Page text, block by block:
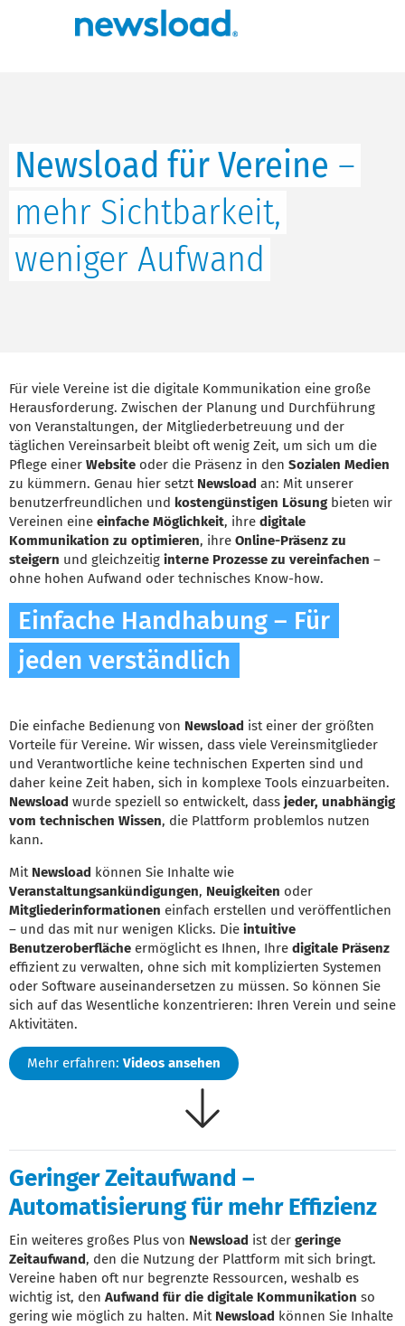
Newsload für Vereine –
mehr Sichtbarkeit,
weniger Aufwand
Für viele Vereine ist die digitale Kommunikation eine große
Herausforderung. Zwischen der Planung und Durchführung
von Veranstaltungen, der Mitgliederbetreuung und der
täglichen Vereinsarbeit bleibt oft wenig Zeit, um sich um die
Pflege einer Website oder die Präsenz in den Sozialen Medien
zu kümmern. Genau hier setzt Newsload an: Mit unserer
benutzerfreundlichen und kostengünstigen Lösungbieten wir
Vereinen eine einfache Möglichkeit, ihre digitale
Kommunikation zu optimieren, ihre Online-Präsenz zu
steigern und gleichzeitig interne Prozesse zu vereinfachen –
ohne hohen Aufwand oder technisches Know-how.
Einfache Handhabung – Für
jeden verständlich
Die einfache Bedienung von Newsload ist einer der größten
Vorteile für Vereine. Wir wissen, dass viele Vereinsmitglieder
und Verantwortliche keine technischen Experten sind und
daher keine Zeit haben, sich in komplexe Tools einzuarbeiten.
Newsload wurde speziell so entwickelt, dass jeder, unabhängig
vom technischen Wissen, die Plattform problemlos nutzen
kann.
Mit Newsload können Sie Inhalte wie
Veranstaltungsankündigungen, Neuigkeiten oder
Mitgliederinformationen einfach erstellen und veröffentlichen
– und das mit nur wenigen Klicks. Die intuitive
Benutzeroberfläche ermöglicht es Ihnen, Ihre digitale Präsenz
effizient zu verwalten, ohne sich mit komplizierten Systemen
oder Software auseinandersetzen zu müssen. So können Sie
sich auf das Wesentliche konzentrieren: Ihren Verein und seine
Aktivitäten.
Mehr erfahren: Videos ansehen
Geringer Zeitaufwand –
Automatisierung für mehr Effizienz
Ein weiteres großes Plus von Newsload ist der geringe
Zeitaufwand, den die Nutzung der Plattform mit sich bringt.
Vereine haben oft nur begrenzte Ressourcen, weshalb es
wichtig ist, den Aufwand für die digitale Kommunikation so
gering wie möglich zu halten. Mit Newsload können Sie Inhalte